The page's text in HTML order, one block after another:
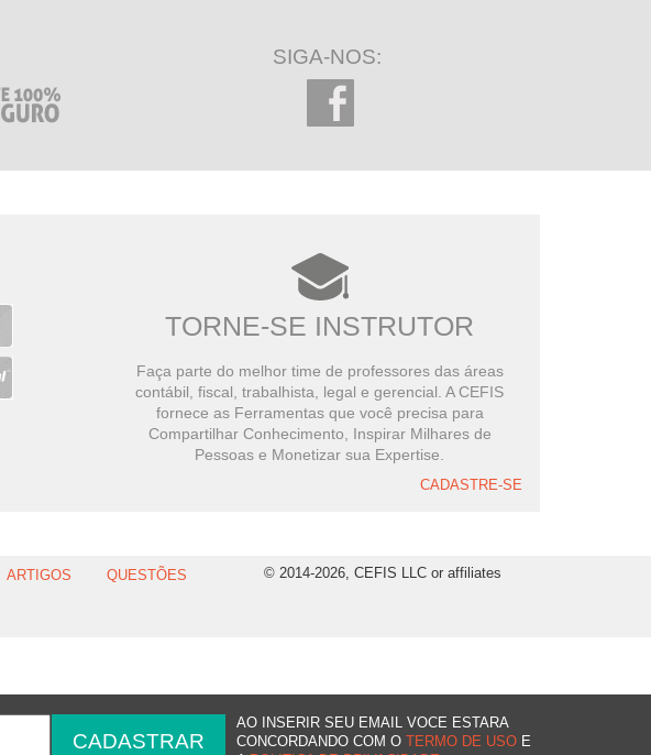
SIGA-NOS:
TORNE-SE INSTRUTOR
Faça parte do melhor time de professores das áreas
contábil, fiscal, trabalhista, legal e gerencial. A CEFIS
fornece as Ferramentas que você precisa para
Compartilhar Conhecimento, Inspirar Milhares de
Pessoas e Monetizar sua Expertise.
CADASTRE-SE
ARTIGOS QUESTÕES © 2014-2026, CEFIS LLC or affiliates
AO INSERIR SEU EMAIL VOCE ESTARA
CONCORDANDO COM O
TERMO DE USO E